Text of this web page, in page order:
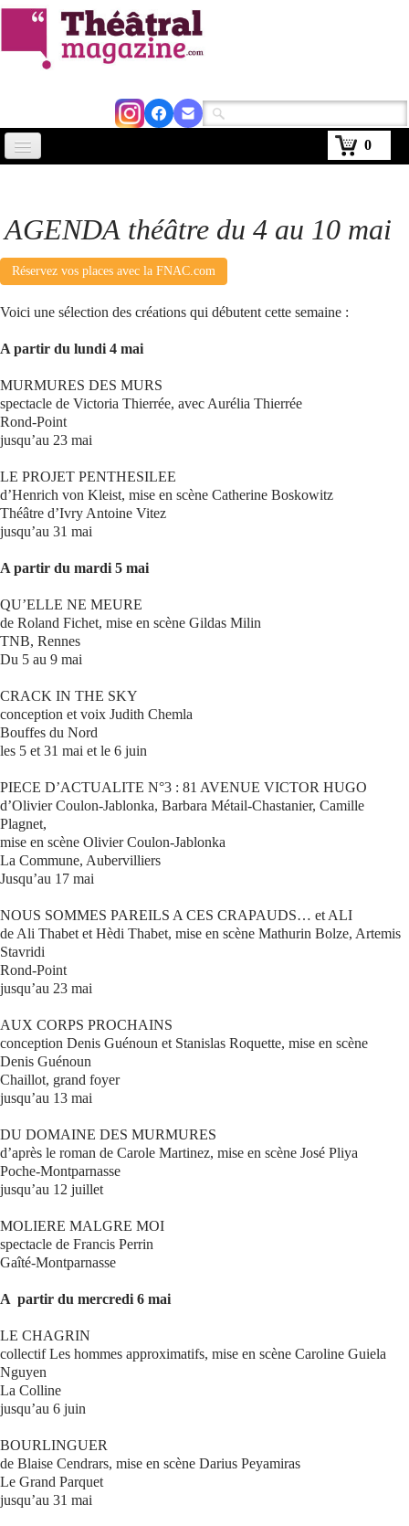
0
Critiques
Kiosque
Abonnement ▼
Se connecter
AGENDA théâtre du 4 au 10 mai
Réservez vos places avec la FNAC.com
Voici une sélection des créations qui débutent cette semaine :
A partir du lundi 4 mai
MURMURES DES MURS
spectacle de Victoria Thierrée, avec Aurélia Thierrée
Rond-Point
jusqu’au 23 mai
LE PROJET PENTHESILEE
d’Henrich von Kleist, mise en scène Catherine Boskowitz
Théâtre d’Ivry Antoine Vitez
jusqu’au 31 mai
A partir du mardi 5 mai
QU’ELLE NE MEURE
de Roland Fichet, mise en scène Gildas Milin
TNB, Rennes
Du 5 au 9 mai
CRACK IN THE SKY
conception et voix Judith Chemla
Bouffes du Nord
les 5 et 31 mai et le 6 juin
PIECE D’ACTUALITE N°3 : 81 AVENUE VICTOR HUGO
d’Olivier Coulon-Jablonka, Barbara Métail-Chastanier, Camille
Plagnet,
mise en scène Olivier Coulon-Jablonka
La Commune, Aubervilliers
Jusqu’au 17 mai
NOUS SOMMES PAREILS A CES CRAPAUDS… et ALI
de Ali Thabet et Hèdi Thabet, mise en scène Mathurin Bolze, Artemis
Stavridi
Rond-Point
jusqu’au 23 mai
AUX CORPS PROCHAINS
conception Denis Guénoun et Stanislas Roquette, mise en scène
Denis Guénoun
Chaillot, grand foyer
jusqu’au 13 mai
DU DOMAINE DES MURMURES
d’après le roman de Carole Martinez, mise en scène José Pliya
Poche-Montparnasse
jusqu’au 12 juillet
MOLIERE MALGRE MOI
spectacle de Francis Perrin
Gaîté-Montparnasse
A partir du mercredi 6 mai
LE CHAGRIN
collectif Les hommes approximatifs, mise en scène Caroline Guiela
Nguyen
La Colline
jusqu’au 6 juin
BOURLINGUER
de Blaise Cendrars, mise en scène Darius Peyamiras
Le Grand Parquet
jusqu’au 31 mai